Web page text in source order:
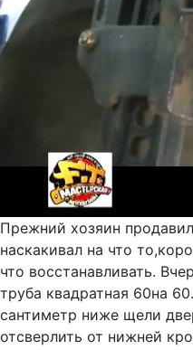
Прежний хозяин
наскакивал на что
что восстанавливать.
труба квадратная 60на
сантиметр ниже щели
отсверлить от нижней